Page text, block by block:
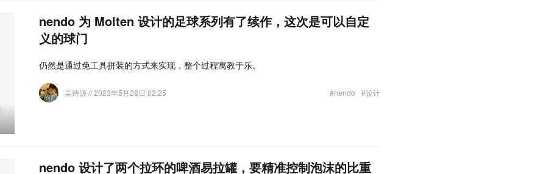
nendo 为 Molten 设计的足球系列有了续作，这次是可以自定
义的球门
仍然是通过免工具拼装的方式来实现，整个过程寓教于乐。
吴诗源 // 2023年5月28日 02:25 #nendo #设计
nendo 设计了两个拉环的啤酒易拉罐，要精准控制泡沫的比重